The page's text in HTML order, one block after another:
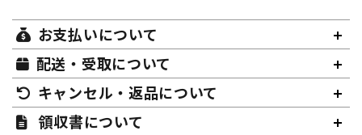
お支払いについて
配送・受取について
キャンセル・返品について
領収書について